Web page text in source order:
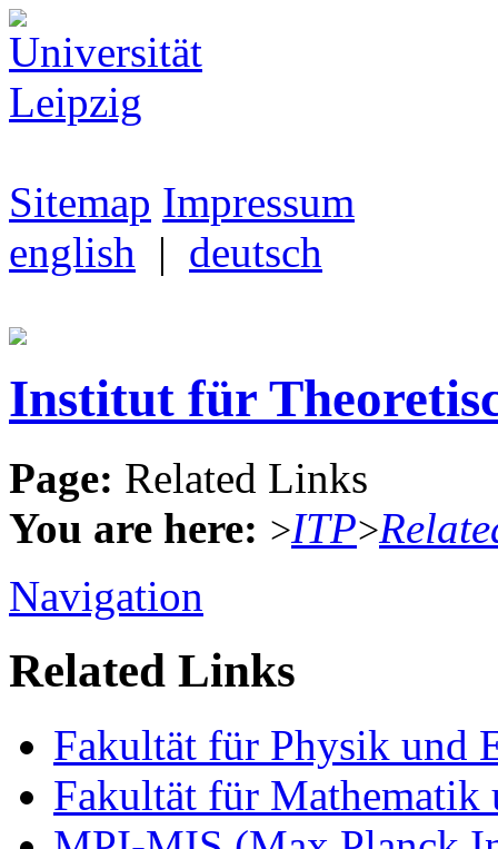
Sitemap Impressum
english | deutsch
Institut für
Page: Related Links
You are here: >ITP>
Navigation
Related Links
Fakultät für Physik und
Fakultät für